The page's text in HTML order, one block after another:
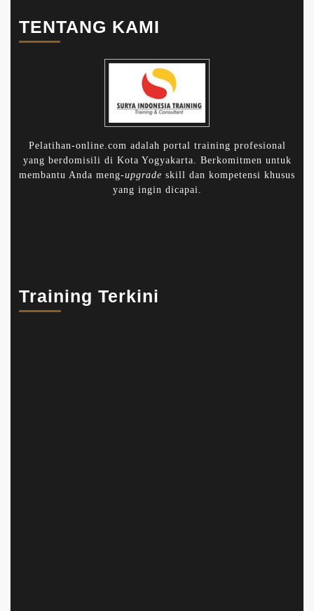
TENTANG KAMI
Pelatihan-online.com adalah portal training profesional
yang berdomisili di Kota Yogyakarta. Berkomitmen untuk
membantu Anda meng-upgrade skill dan kompetensi khusus
yang ingin dicapai.
Training Terkini